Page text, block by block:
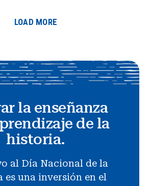
LOAD MORE
la enseñanza
de la
historia.
al Día Nacional de la
es una inversión en el